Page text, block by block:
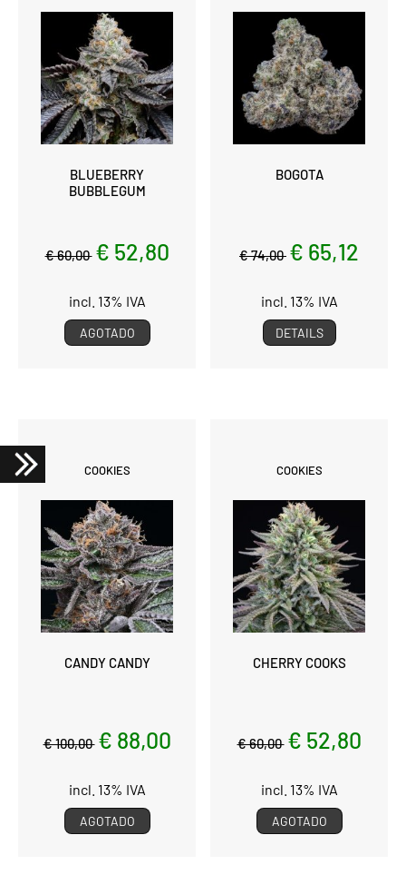
BLUEBERRY
BUBBLEGUM
€ 60,00 € 52,80
incl. 13% IVA
AGOTADO
BOGOTA
€ 74,00 € 65,12
incl. 13% IVA
DETAILS
COOKIES
CANDY CANDY
€ 100,00 € 88,00
incl. 13% IVA
AGOTADO
COOKIES
CHERRY COOKS
€ 60,00 € 52,80
incl. 13% IVA
AGOTADO